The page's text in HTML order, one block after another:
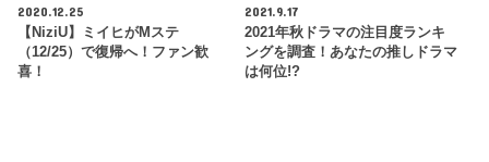
2020.12.25
【NiziU】ミイヒがMステ
（12/25）で復帰へ！ファン歓
喜！
2021.9.17
2021年秋ドラマの注目度ランキ
ングを調査！あなたの推しドラマ
は何位!?